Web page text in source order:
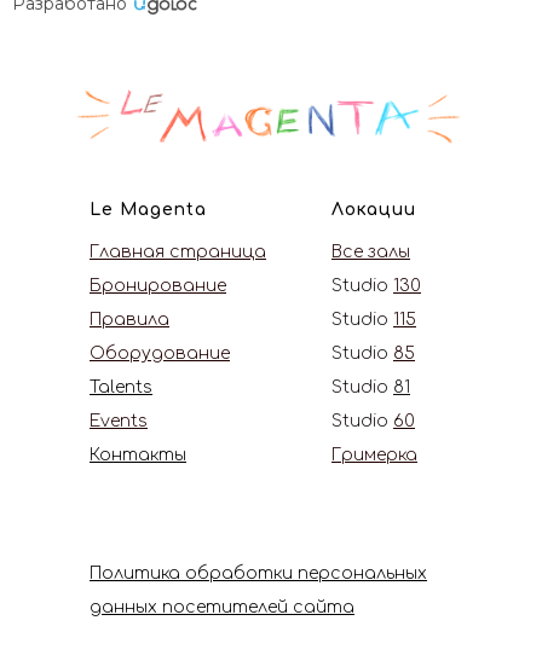
Le Magenta
Главная страница
Бронирование
Правила
Оборудование
Talents
Events
Контакты
Локации
Все залы
Studio 130
Studio 115
Studio 85
Studio 81
Studio 60
Гримерка
Политика обработки персональных
данных посетителей сайта